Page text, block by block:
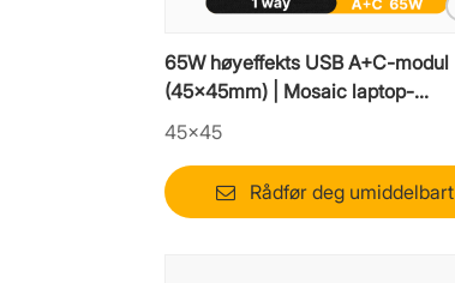
65W høyeffekts USB A+C-modul
(45x45mm) | Mosaic laptop-
ladeinnsats
45×45
Rådfør deg umiddelbart